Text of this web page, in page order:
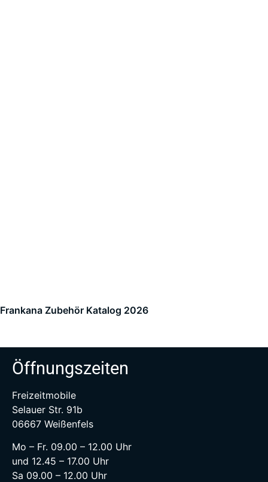
Frankana Zubehör Katalog 2026
Öffnungszeiten
Freizeitmobile
Selauer Str. 91b
06667 Weißenfels
Mo – Fr. 09.00 – 12.00 Uhr
und 12.45 – 17.00 Uhr
Sa 09.00 – 12.00 Uhr